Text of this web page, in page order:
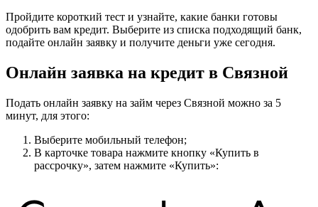
Пройдите короткий тест и узнайте, какие банки готовы
одобрить вам кредит. Выберите из списка подходящий банк,
подайте онлайн заявку и получите деньги уже сегодня.
Онлайн заявка на кредит в Связной
Подать онлайн заявку на займ через Связной можно за 5
минут, для этого:
Выберите мобильный телефон;
В карточке товара нажмите кнопку «Купить в
рассрочку», затем нажмите «Купить»: